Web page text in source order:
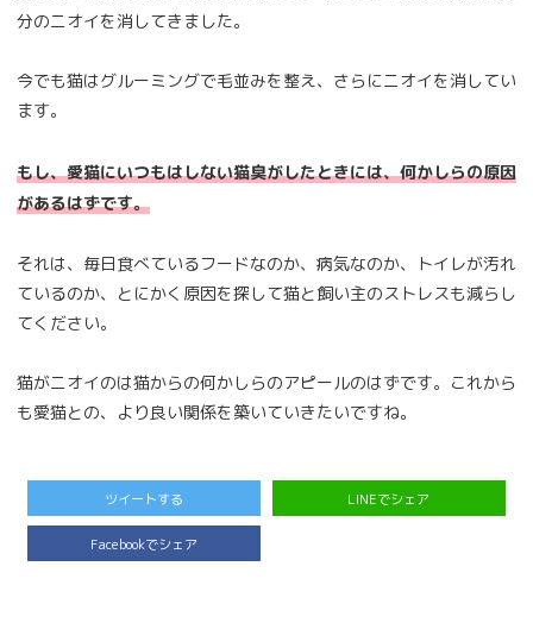
分のニオイを消してきました。
今でも猫はグルーミングで毛並みを整え、さらにニオイを消してい
ます。
もし、愛猫にいつもはしない猫臭がしたときには、何かしらの原因
があるはずです。
それは、毎日食べているフードなのか、病気なのか、トイレが汚れ
ているのか、とにかく原因を探して猫と飼い主のストレスも減らし
てください。
猫がニオイのは猫からの何かしらのアピールのはずです。これから
も愛猫との、より良い関係を築いていきたいですね。
ツイートする LINEでシェア
Facebookでシェア